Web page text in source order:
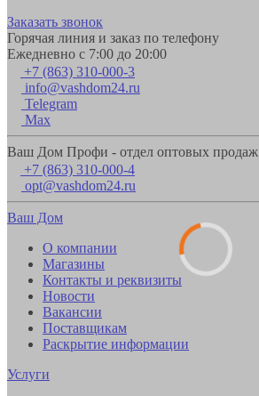
Заказать звонок
Горячая линия и заказ по телефону
Ежедневно с 7:00 до 20:00
+7 (863) 310-000-3
info@vashdom24.ru
Telegram
Max
Ваш Дом Профи - отдел оптовых продаж
+7 (863) 310-000-4
opt@vashdom24.ru
Ваш Дом
О компании
Магазины
Контакты и реквизиты
Новости
Вакансии
Поставщикам
Раскрытие информации
Услуги